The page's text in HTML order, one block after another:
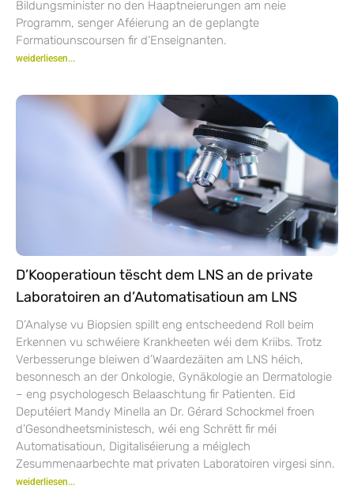
Bildungsminister no den Haaptneierungen am neie
Programm, senger Aféierung an de geplangte
Formatiounscoursen fir d’Enseignanten.
weiderliesen...
D’Kooperatioun tëscht dem LNS an de private
Laboratoiren an d’Automatisatioun am LNS
D’Analyse vu Biopsien spillt eng entscheedend Roll beim
Erkennen vu schwéiere Krankheeten wéi dem Kriibs. Trotz
Verbesserunge bleiwen d’Waardezäiten am LNS héich,
besonnesch an der Onkologie, Gynäkologie an Dermatologie
– eng psychologesch Belaaschtung fir Patienten. Eid
Deputéiert Mandy Minella an Dr. Gérard Schockmel froen
d’Gesondheetsministesch, wéi eng Schrëtt fir méi
Automatisatioun, Digitaliséierung a méiglech
Zesummenaarbechte mat privaten Laboratoiren virgesi sinn.
weiderliesen...